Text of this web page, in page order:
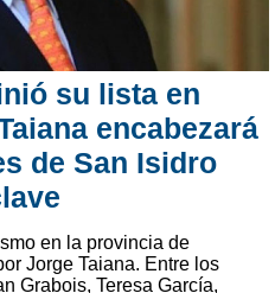
su lista en
encabezará
de San Isidro
en la provincia de
Jorge Taiana. Entre los
Grabois, Teresa García,